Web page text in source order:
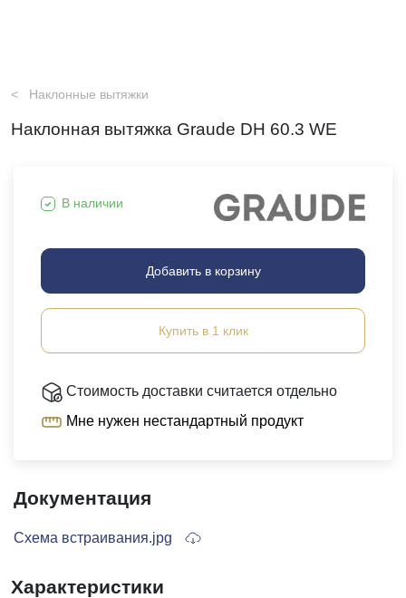
Наклонные вытяжки
Наклонная вытяжка Graude DH 60.3 WE
Документация
Схема встраивания.jpg
В наличии
Добавить в корзину
Купить в 1 клик
Стоимость доставки считается отдельно
Мне нужен нестандартный продукт
Характеристики